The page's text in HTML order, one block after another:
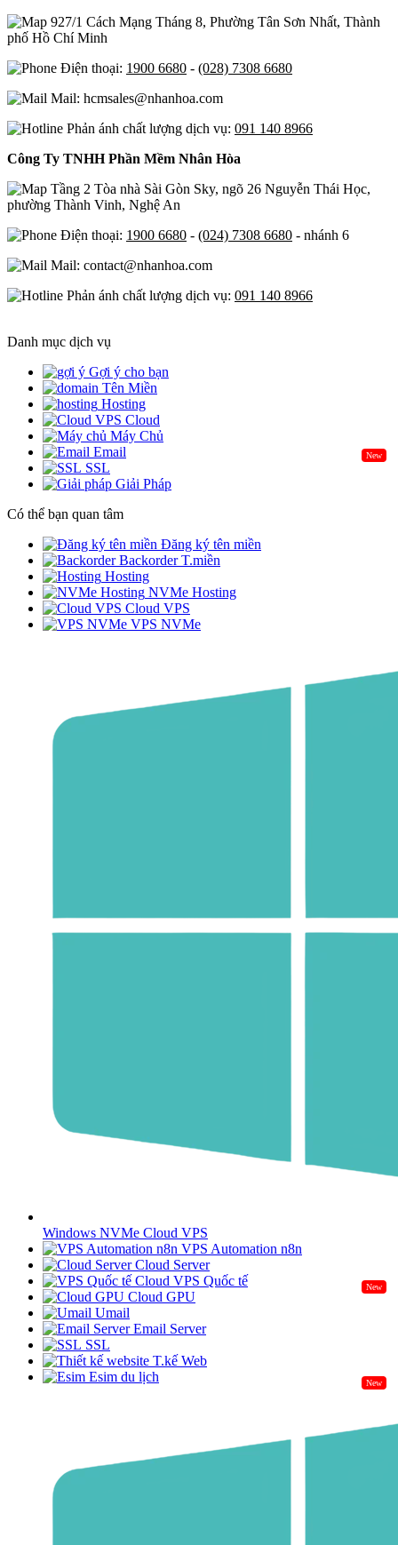
927/1 Cách Mạng Tháng 8, Phường Tân Sơn Nhất, Thành
phố Hồ Chí Minh
Điện thoại: 1900 6680 - (028) 7308 6680
Mail: hcmsales@nhanhoa.com
Phản ánh chất lượng dịch vụ: 091 140 8966
Công Ty TNHH Phần Mềm Nhân Hòa
Tầng 2 Tòa nhà Sài Gòn Sky, ngõ 26 Nguyễn Thái Học,
phường Thành Vinh, Nghệ An
Điện thoại: 1900 6680 - (024) 7308 6680 - nhánh 6
Mail: contact@nhanhoa.com
Phản ánh chất lượng dịch vụ: 091 140 8966
Danh mục dịch vụ
Gợi ý cho bạn
Tên Miền
Hosting
Cloud
Máy Chủ
New
Email
SSL
Giải Pháp
Có thể bạn quan tâm
Đăng ký tên miền
Backorder T.miền
Hosting
NVMe Hosting
Cloud VPS
VPS NVMe
Windows NVMe Cloud VPS
VPS Automation n8n
Cloud Server
Cloud VPS Quốc tế
New
Cloud GPU
Umail
Email Server
SSL
T.kế Web
Esim du lịch
New